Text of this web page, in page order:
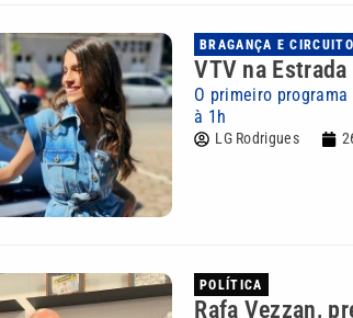
BRAGANÇA E
VTV na
O primeiro
à 1h
LG Rodrigues
POLÍTICA
Rafa Vezzan,